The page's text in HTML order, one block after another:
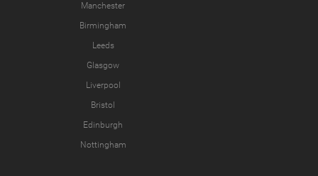
Manchester
Birmingham
Leeds
Glasgow
Liverpool
Bristol
Edinburgh
Nottingham